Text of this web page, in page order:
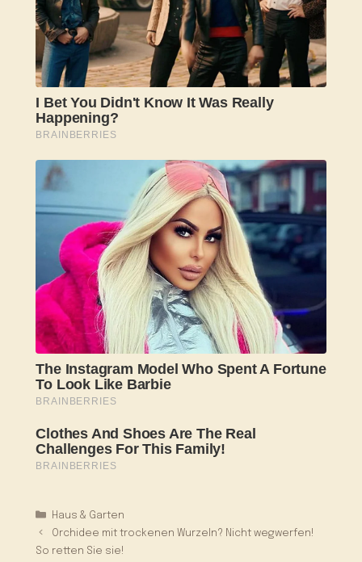
Kategorien
Haus & Garten
Orchidee mit trockenen Wurzeln? Nicht wegwerfen!
So retten Sie sie!